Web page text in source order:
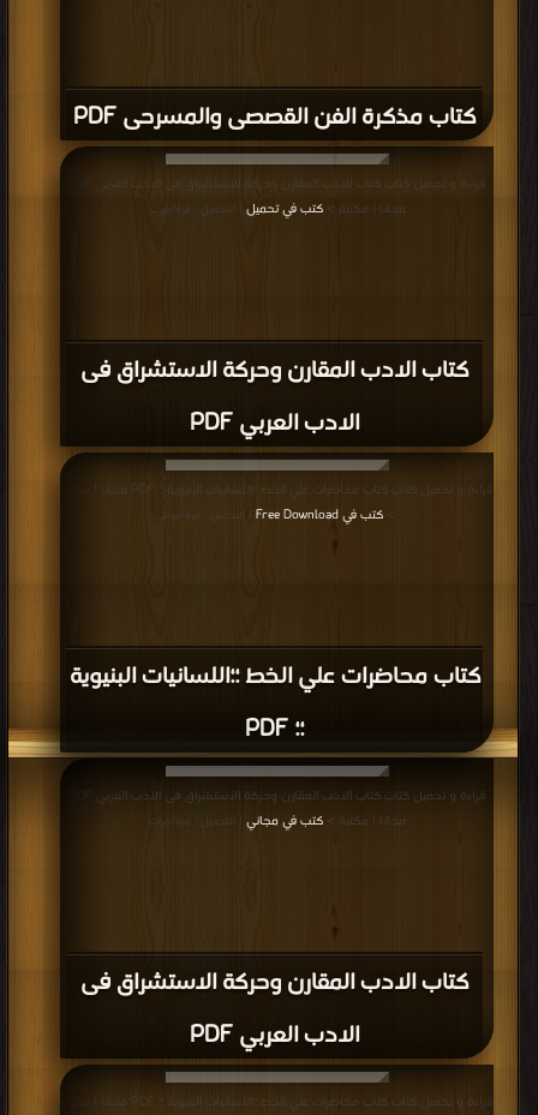
كتاب مذكرة الفن القصصى والمسرحى PDF
كتاب الادب المقارن وحركة الاستشراق فى
الادب العربي PDF
مجانا | مكتبة >كتب في تحميل | التحميل : مرة/مرات
كتاب محاضرات علي الخط ؛؛اللسانيات البنيوية
؛؛ PDF
قراءة و تحميل كتاب كتاب محاضرات علي الخط ؛؛اللسانيات البنيوية ؛؛ PDF مجانا | مكتبة
> كتب في Free Download | التحميل : مرة/مرات
كتاب الادب المقارن وحركة الاستشراق فى
الادب العربي PDF
مجانا | مكتبة >كتب في مجاني | التحميل : مرة/مرات
قراءة و تحميل كتاب كتاب محاضرات علي الخط ؛؛اللسانيات البنيوية ؛؛ PDF مجانا | مكتبة